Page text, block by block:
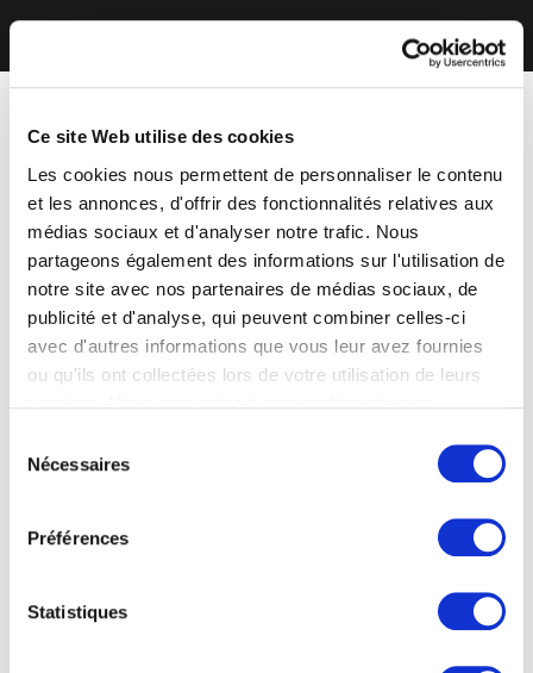
Ce site Web utilise des cookies
Les cookies nous permettent de personnaliser le contenu
et les annonces, d'offrir des fonctionnalités relatives aux
médias sociaux et d'analyser notre trafic. Nous
partageons également des informations sur l'utilisation de
notre site avec nos partenaires de médias sociaux, de
publicité et d'analyse, qui peuvent combiner celles-ci
avec d'autres informations que vous leur avez fournies
ou qu'ils ont collectées lors de votre utilisation de leurs
Nécessaires
Préférences
Statistiques